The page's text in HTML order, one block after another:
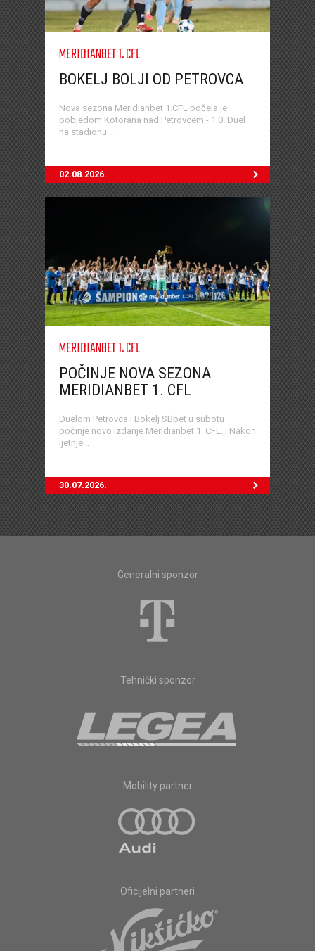
MERIDIANBET 1. CFL
BOKELJ BOLJI OD PETROVCA
Nova sezona Meridianbet 1.CFL počela je
pobjedom Kotorana nad Petrovcem - 1:0. Duel
na stadionu...
02.08.2026.
MERIDIANBET 1. CFL
POČINJE NOVA SEZONA
MERIDIANBET 1. CFL
Duelom Petrovca i Bokelj SBbet u subotu
počinje novo izdanje Meridianbet 1. CFL… Nakon
ljetnje...
30.07.2026.
Generalni sponzor
Tehnički sponzor
Mobility partner
Oficijelni partneri